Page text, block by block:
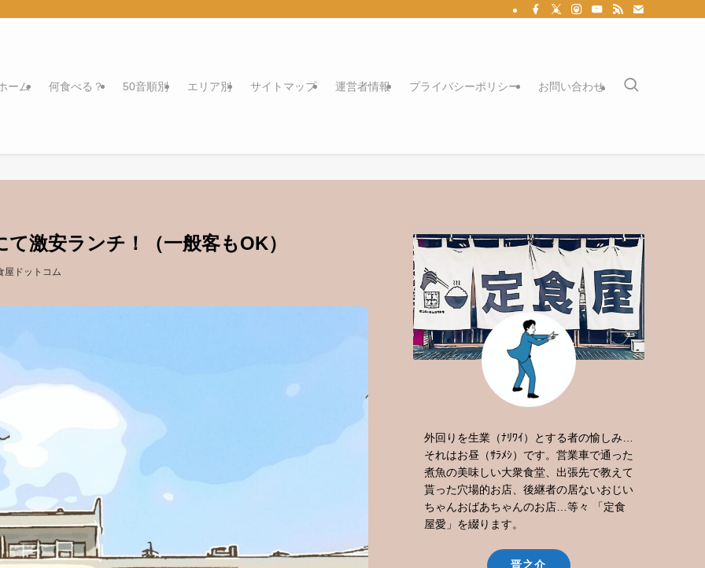
ーム 何食べる？ 50音順別 エリア別 サイトマップ 運営者情報 プライバシーポリシー お問い合わせ
激安ランチ！（一般客もOK）
屋ドットコム
外回りを生業（ﾅﾘﾜｲ）とする者の愉しみ…
それはお昼（ｻﾗﾒｼ）です。営業車で通った
煮魚の美味しい大衆食堂、出張先で教えて
貰った穴場的お店、後継者の居ないおじい
ちゃんおばあちゃんのお店…等々 「定食
屋愛」を綴ります。
晋之介